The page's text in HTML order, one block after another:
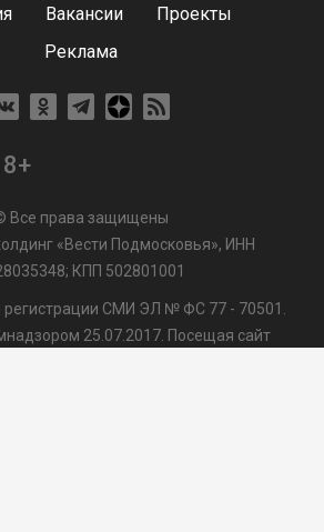
Вакансии
Проекты
Реклама
Все права защищены
«Вести Подмосковья», ИНН
КПП 502801001
регистрации СМИ ЭЛ № ФС 77 - 70501.
25.07.2017. Посещая сайт